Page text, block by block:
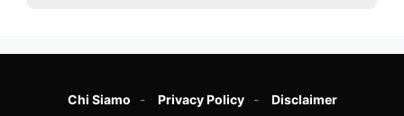
Chi Siamo Privacy Policy Disclaimer